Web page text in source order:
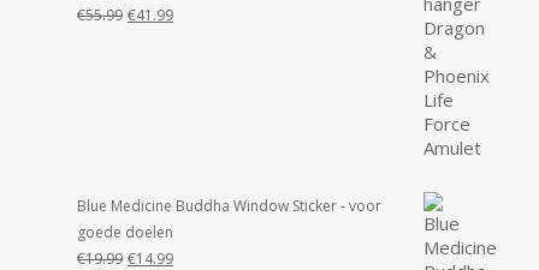
€55.99 Oorspronkelijke
€41.99Huidige
Blue Medicine Buddha Window Sticker - voor
goede doelen
€19.99 Oorspronkelijke
€14.99Huidige